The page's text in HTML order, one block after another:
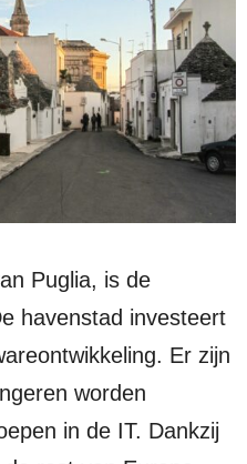
Puglia, is de
havenstad investeert
Er zijn
worden
in de IT. Dankzij